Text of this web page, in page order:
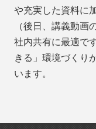
や充実した資料に
（後日、講義動画
社内共有に最適で
きる」環境づくり
います。